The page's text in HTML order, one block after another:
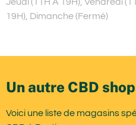
19H), Dimanche (Fermé)
Un autre CBD
Voici une liste de magasins